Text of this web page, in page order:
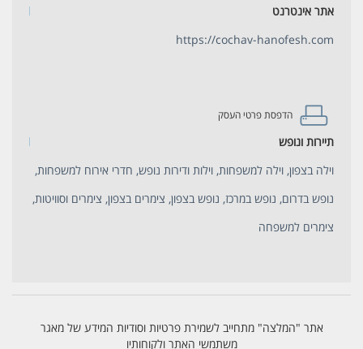
אתר אינטרנט
https://cochav-hanofesh.com
הדפסת פרטי העסק
תיירות ונופש
וילה בצפון, וילה למשפחות, וילות ודירות נופש, חדרי אירוח למשפחות,
נופש בדרום, נופש במרכז, נופש בצפון, צימרים בצפון, צימרים וסוויטות,
צימרים למשפחה
אתר "המלצה" מתחייב לשמירת פרטיות וסודיות המידע של מאגר
משתמשי האתר ולקוחותיו